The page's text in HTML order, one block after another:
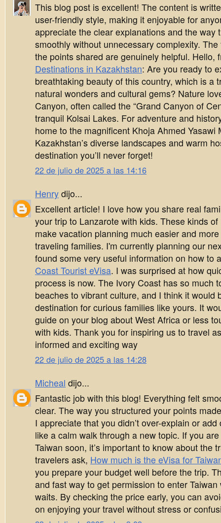
This blog post is excellent! The content is
user-friendly style, making it enjoyable for
appreciate the clear explanations and the way
smoothly without unnecessary complexity.
the points shared are genuinely helpful. Hello,
Destinations in Kazakhstan: Are you ready to
breathtaking beauty of this country, which is a
natural wonders and cultural gems? Nature
Canyon, often called the “Grand Canyon of
tranquil Kolsai Lakes. For adventure and
home to the magnificent Khoja Ahmed Yasawi
Kazakhstan’s diverse landscapes and warm
destination you’ll never forget!
22 de julio de 2025 a las 14:16
Henry dijo...
Excellent article! I love how you share real
your trip to Lanzarote with kids. These kinds
make vacation planning much easier and
traveling families. I'm currently planning our
found some very useful information on how to
Coast Tourist eVisa. I was surprised at how
process is now. The Ivory Coast has so much
beaches to vibrant culture, and I think it would
destination for curious families like yours. It
guide on your blog about West Africa or less
with kids. Thank you for inspiring us to travel
informed and exciting way
22 de julio de 2025 a las 14:28
Micheal dijo...
Fantastic job with this blog! Everything felt
clear. The way you structured your points
I appreciate that you didn’t over-explain or
like a calm walk through a new topic. If you
Taiwan soon, it’s important to know about the
travelers ask, How much is the eVisa for
you prepare your budget well before the trip.
and fast way to get permission to enter
waits. By checking the price early, you can
on enjoying your travel without stress or